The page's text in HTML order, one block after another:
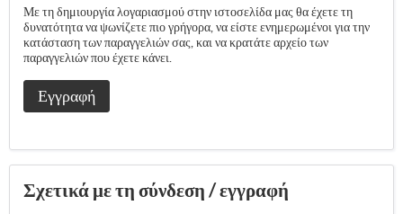
Με τη δημιουργία λογαριασμού στην ιστοσελίδα μας θα έχετε τη
δυνατότητα να ψωνίζετε πιο γρήγορα, να είστε ενημερωμένοι για την
κατάσταση των παραγγελιών σας, και να κρατάτε αρχείο των
παραγγελιών που έχετε κάνει.
Εγγραφή
Σχετικά με τη σύνδεση / εγγραφή